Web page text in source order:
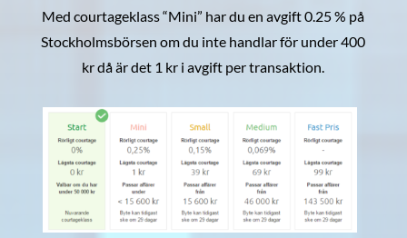
Med courtageklass “Mini” har du en avgift 0.25 % på
Stockholmsbörsen om du inte handlar för under 400
kr då är det 1 kr i avgift per transaktion.